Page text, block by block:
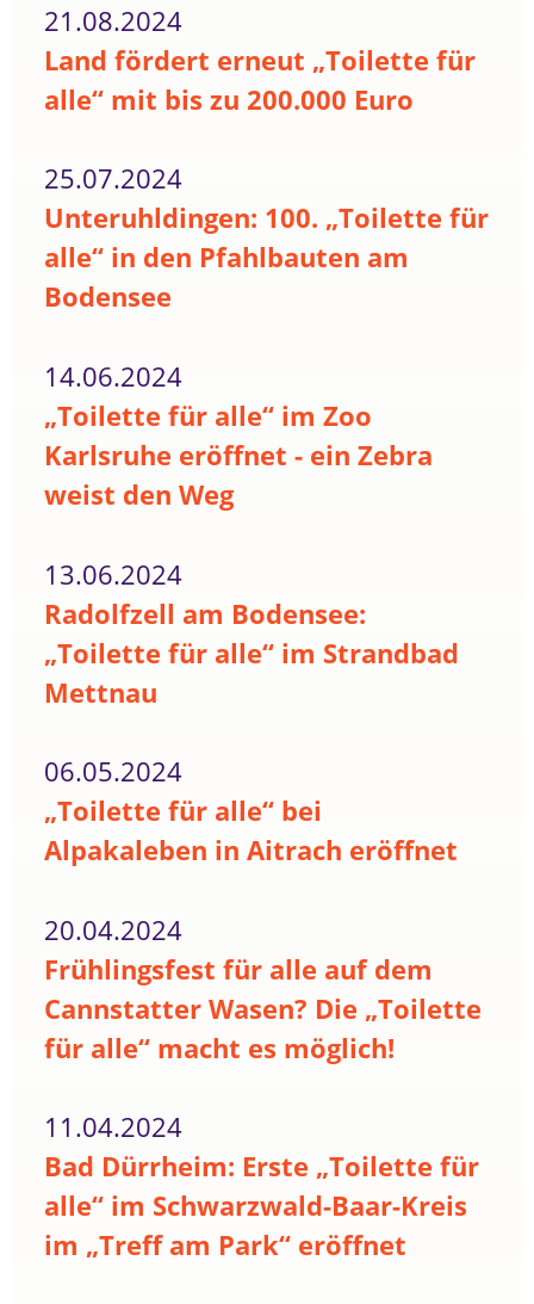
21.08.2024
Land fördert erneut „Toilette für
alle“ mit bis zu 200.000 Euro
25.07.2024
Unteruhldingen: 100. „Toilette für
alle“ in den Pfahlbauten am
Bodensee
14.06.2024
„Toilette für alle“ im Zoo
Karlsruhe eröffnet - ein Zebra
weist den Weg
13.06.2024
Radolfzell am Bodensee:
„Toilette für alle“ im Strandbad
Mettnau
06.05.2024
„Toilette für alle“ bei
Alpakaleben in Aitrach eröffnet
20.04.2024
Frühlingsfest für alle auf dem
Cannstatter Wasen? Die „Toilette
für alle“ macht es möglich!
11.04.2024
Bad Dürrheim: Erste „Toilette für
alle“ im Schwarzwald-Baar-Kreis
im „Treff am Park“ eröffnet